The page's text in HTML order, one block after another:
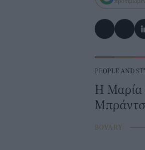
PEOPLE AND
Η Μαρία
BOVARY